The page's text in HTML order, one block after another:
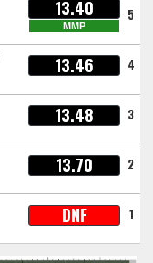
13.40
MMP
5
13.46 4
13.48 3
13.70 2
DNF 1